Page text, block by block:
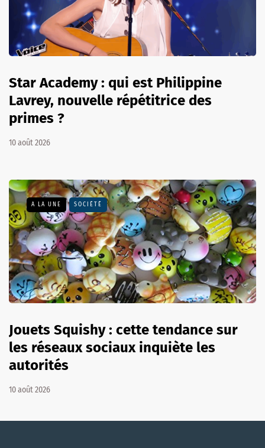
Star Academy : qui est Philippine
Lavrey, nouvelle répétitrice des
primes ?
10 août 2026
A LA UNE SOCIÉTÉ
Jouets Squishy : cette tendance sur
les réseaux sociaux inquiète les
autorités
10 août 2026